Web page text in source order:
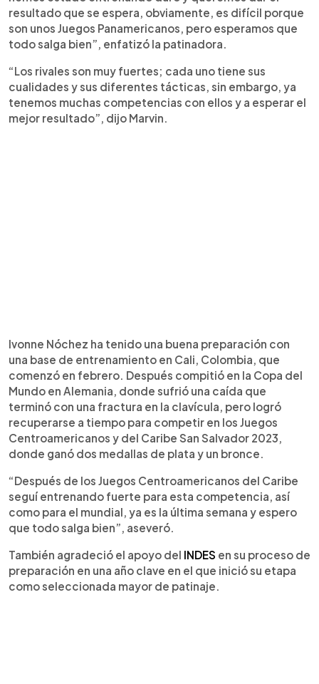
resultado que se espera, obviamente, es difícil porque
son unos Juegos Panamericanos, pero esperamos que
todo salga bien”, enfatizó la patinadora.
“Los rivales son muy fuertes; cada uno tiene sus
cualidades y sus diferentes tácticas, sin embargo, ya
tenemos muchas competencias con ellos y a esperar el
mejor resultado”, dijo Marvin.
Ivonne Nóchez ha tenido una buena preparación con
una base de entrenamiento en Cali, Colombia, que
comenzó en febrero. Después compitió en la Copa del
Mundo en Alemania, donde sufrió una caída que
terminó con una fractura en la clavícula, pero logró
recuperarse a tiempo para competir en los Juegos
Centroamericanos y del Caribe San Salvador 2023,
donde ganó dos medallas de plata y un bronce.
“Después de los Juegos Centroamericanos del Caribe
seguí entrenando fuerte para esta competencia, así
como para el mundial, ya es la última semana y espero
que todo salga bien”, aseveró.
También agradeció el apoyo del INDES en su proceso de
preparación en una año clave en el que inició su etapa
como seleccionada mayor de patinaje.